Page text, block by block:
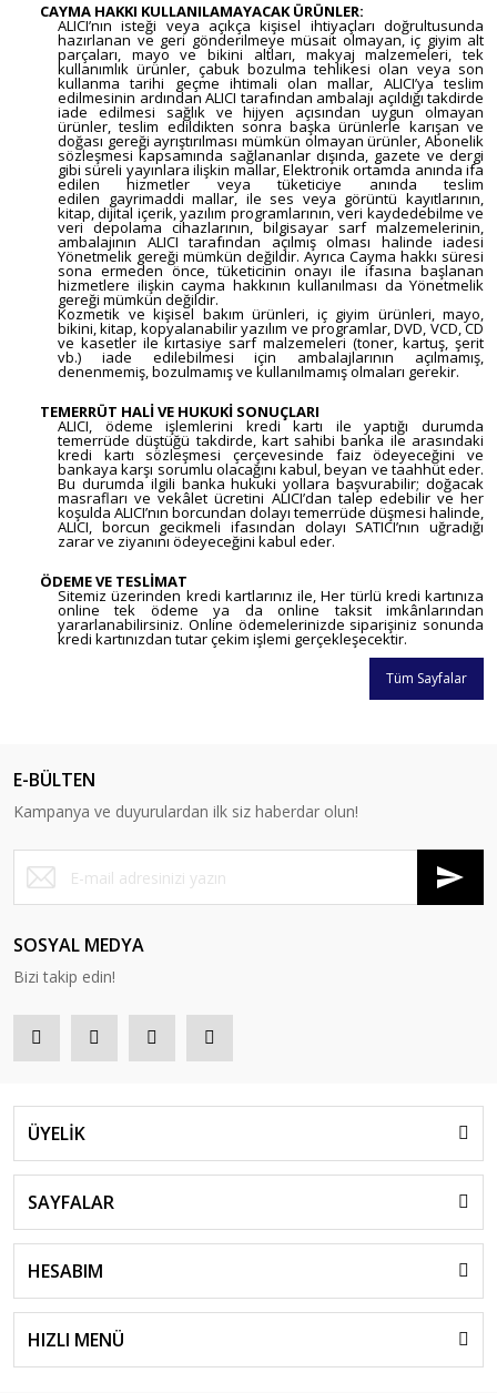
CAYMA HAKKI KULLANILAMAYACAK ÜRÜNLER:
ALICI’nın isteği veya açıkça kişisel ihtiyaçları doğrultusunda
hazırlanan ve geri gönderilmeye müsait olmayan, iç giyim alt
parçaları, mayo ve bikini altları, makyaj malzemeleri, tek
kullanımlık ürünler, çabuk bozulma tehlikesi olan veya son
kullanma tarihi geçme ihtimali olan mallar, ALICI’ya teslim
edilmesinin ardından ALICI tarafından ambalajı açıldığı takdirde
iade edilmesi sağlık ve hijyen açısından uygun olmayan
ürünler, teslim edildikten sonra başka ürünlerle karışan ve
doğası gereği ayrıştırılması mümkün olmayan ürünler, Abonelik
sözleşmesi kapsamında sağlananlar dışında, gazete ve dergi
gibi süreli yayınlara ilişkin mallar, Elektronik ortamda anında ifa
edilen hizmetler veya tüketiciye anında teslim
edilen gayrimaddi mallar, ile ses veya görüntü kayıtlarının,
kitap, dijital içerik, yazılım programlarının, veri kaydedebilme ve
veri depolama cihazlarının, bilgisayar sarf malzemelerinin,
ambalajının ALICI tarafından açılmış olması halinde iadesi
Yönetmelik gereği mümkün değildir. Ayrıca Cayma hakkı süresi
sona ermeden önce, tüketicinin onayı ile ifasına başlanan
hizmetlere ilişkin cayma hakkının kullanılması da Yönetmelik
gereği mümkün değildir.
Kozmetik ve kişisel bakım ürünleri, iç giyim ürünleri, mayo,
bikini, kitap, kopyalanabilir yazılım ve programlar, DVD, VCD, CD
ve kasetler ile kırtasiye sarf malzemeleri (toner, kartuş, şerit
vb.) iade edilebilmesi için ambalajlarının açılmamış,
denenmemiş, bozulmamış ve kullanılmamış olmaları gerekir.
TEMERRÜT HALİ VE HUKUKİ SONUÇLARI
ALICI, ödeme işlemlerini kredi kartı ile yaptığı durumda
temerrüde düştüğü takdirde, kart sahibi banka ile arasındaki
kredi kartı sözleşmesi çerçevesinde faiz ödeyeceğini ve
bankaya karşı sorumlu olacağını kabul, beyan ve taahhüt eder.
Bu durumda ilgili banka hukuki yollara başvurabilir; doğacak
masrafları ve vekâlet ücretini ALICI’dan talep edebilir ve her
koşulda ALICI’nın borcundan dolayı temerrüde düşmesi halinde,
ALICI, borcun gecikmeli ifasından dolayı SATICI’nın uğradığı
zarar ve ziyanını ödeyeceğini kabul eder.
ÖDEME VE TESLİMAT
Sitemiz üzerinden kredi kartlarınız ile, Her türlü kredi kartınıza
online tek ödeme ya da online taksit imkânlarından
yararlanabilirsiniz. Online ödemelerinizde siparişiniz sonunda
kredi kartınızdan tutar çekim işlemi gerçekleşecektir.
Tüm Sayfalar
E-BÜLTEN
Kampanya ve duyurulardan ilk siz haberdar olun!
SOSYAL MEDYA
Bizi takip edin!
ÜYELİK
SAYFALAR
HESABIM
HIZLI MENÜ